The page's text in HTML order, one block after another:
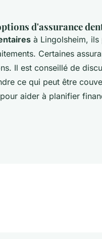
d'assurance
à Lingolsheim,
Certaines
Il est conseillé de
ce qui peut être
aider à planifier